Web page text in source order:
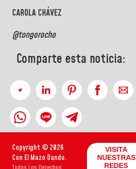
CAROLA CHÁVEZ
@tongorocho
Comparte esta noticia:
Copyright © 2026
Con El Mazo Dando.
VISITA
NUESTRAS
REDES